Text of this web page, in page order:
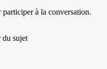
participer à la conversation.
du sujet